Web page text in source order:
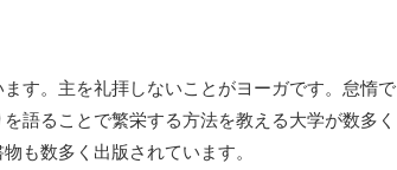
す。主を礼拝しないことがヨーガです。怠惰で
語ることで繁栄する方法を教える大学が数多く
も数多く出版されています。